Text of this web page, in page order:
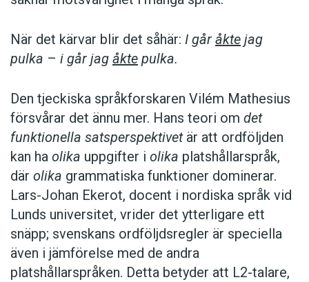
När det kärvar blir det såhär: I går åkte jag
pulka – i går jag åkte pulka.
Den tjeckiska språkforskaren Vilém Mathesius
försvårar det ännu mer. Hans teori om det
funktionella satsperspektivetär att ordföljden
kan ha olika uppgifter i olika platshållarspråk,
där olika grammatiska funktioner dominerar.
Lars-Johan Ekerot, docent i nordiska språk vid
Lunds universitet, vrider det ytterligare ett
snäpp; svenskans ordföljdsregler är speciella
även i jämförelse med de andra
platshållarspråken. Detta betyder att L2-talare,